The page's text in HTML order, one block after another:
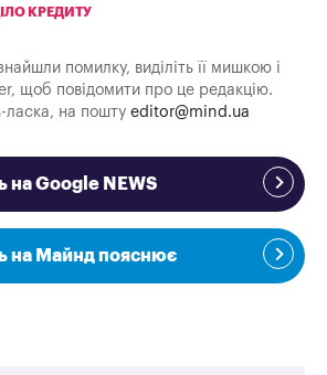
КРЕДИТУ
помилку, виділіть її мишкою і
щоб повідомити про це редакцію.
ласка, на пошту editor@mind.ua
на Google NEWS
на Майнд пояснює